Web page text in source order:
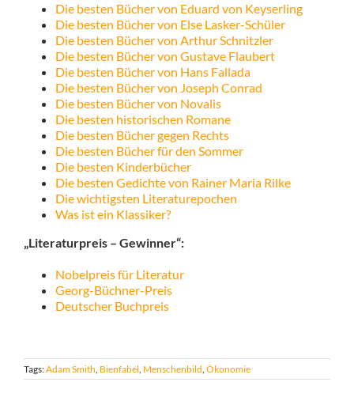
Die besten Bücher von Eduard von Keyserling
Die besten Bücher von Else Lasker-Schüler
Die besten Bücher von Arthur Schnitzler
Die besten Bücher von Gustave Flaubert
Die besten Bücher von Hans Fallada
Die besten Bücher von Joseph Conrad
Die besten Bücher von Novalis
Die besten historischen Romane
Die besten Bücher gegen Rechts
Die besten Bücher für den Sommer
Die besten Kinderbücher
Die besten Gedichte von Rainer Maria Rilke
Die wichtigsten Literaturepochen
Was ist ein Klassiker?
„Literaturpreis – Gewinner“:
Nobelpreis für Literatur
Georg-Büchner-Preis
Deutscher Buchpreis
Tags:Adam Smith Bienfabel Menschenbild Ökonomie